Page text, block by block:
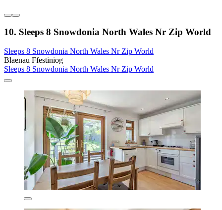
10. Sleeps 8 Snowdonia North Wales Nr Zip World
Sleeps 8 Snowdonia North Wales Nr Zip World
Blaenau Ffestiniog
Sleeps 8 Snowdonia North Wales Nr Zip World